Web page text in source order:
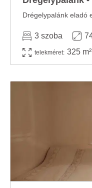
3 szoba
telekméret: 325 m²